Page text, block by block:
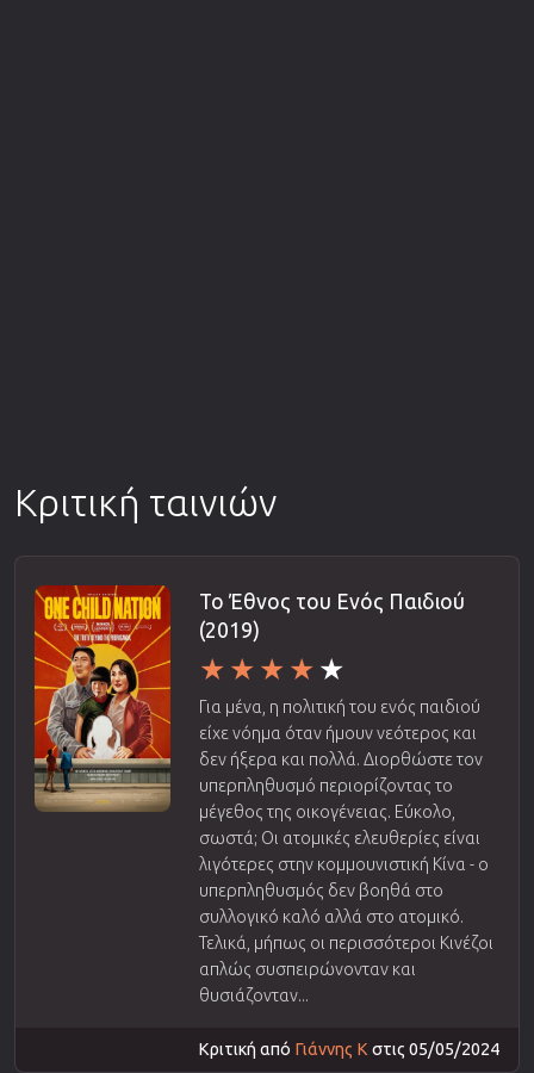
Κριτική ταινιών
Το Έθνος του Ενός Παιδιού
(2019)
Για μένα, η πολιτική του ενός παιδιού
είχε νόημα όταν ήμουν νεότερος και
δεν ήξερα και πολλά. Διορθώστε τον
υπερπληθυσμό περιορίζοντας το
μέγεθος της οικογένειας. Εύκολο,
σωστά; Οι ατομικές ελευθερίες είναι
λιγότερες στην κομμουνιστική Κίνα - ο
υπερπληθυσμός δεν βοηθά στο
συλλογικό καλό αλλά στο ατομικό.
Τελικά, μήπως οι περισσότεροι Κινέζοι
απλώς συσπειρώνονταν και
θυσιάζονταν...
Κριτική από Γιάννης Κ στις 05/05/2024